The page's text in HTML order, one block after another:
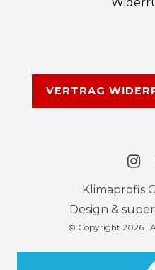
VERTRAG
Klimaprofis
Design &
© Copyright 2026 |